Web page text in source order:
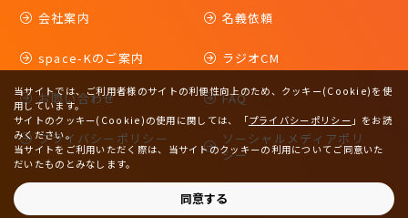
会社案内 名義依頼
space-Kのご案内 ラジオCM
お問い合わせ FAQ
プライバシーポリシー
ソーシャルメディアポリ
シー
当サイトでは、ご利用者様のサイトの利便性向上のため、クッキー(Cookie)を使
用しています。
サイトのクッキー(Cookie)の使用に関しては、
「プライバシーポリシー 」をお読
みください。
当サイトをご利用いただく際は、当サイトのクッキーの利用についてご同意いた
だいたものとみなします。
同意する